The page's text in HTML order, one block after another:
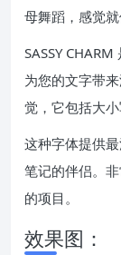
母舞蹈，感觉就
SASSY
为您的文字带
觉，它包括大小
这种字体提供
笔记的伴侣。
的项目。
效果图：